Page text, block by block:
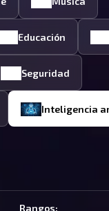
Educación
Seguridad
Inteligencia
Rangos: